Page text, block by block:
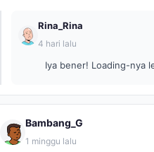
Rina_Rina
4 hari lalu
Iya bener! Loading-nya
Bambang_G
1 minggu lalu